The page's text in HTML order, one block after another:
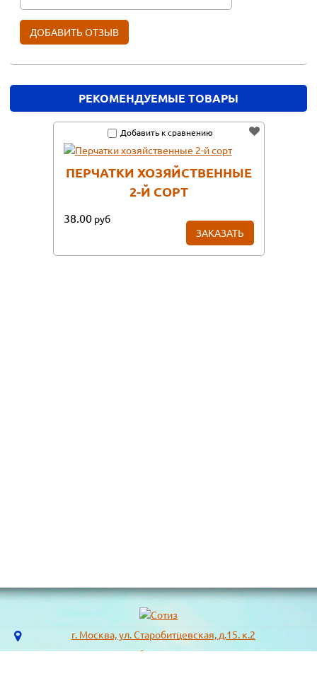
РЕКОМЕНДУЕМЫЕ ТОВАРЫ
Добавить к сравнению
ПЕРЧАТКИ ХОЗЯЙСТВЕННЫЕ
2-Й СОРТ
38.00 руб
ЗАКАЗАТЬ
г. Москва, ул. Старобитцевская, д.15. к.2
info@sotizz.ru